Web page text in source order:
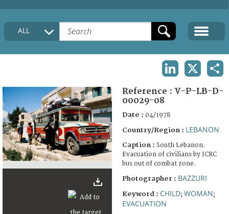
HOME
COLLECTIONS DESCRIPTION
FAQ
ALL
Reference : V-P-LB-D-
00029-08
Date : 04/1978
Country/Region : LEBANON
Caption : South Lebanon.
Evacuation of civilians by ICRC
bus out of combat zone.
Photographer : BAZZURI
Keyword : CHILD; WOMAN;
EVACUATION